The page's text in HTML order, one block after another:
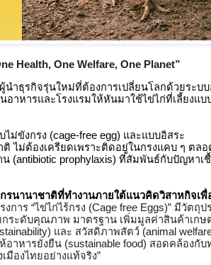
Health, One Welfare, One Planet”
ำธุรกิจรุ่นใหม่ที่ต้องการเปลี่ยนโลกด้วยระบ
าหารและโรงแรมให้หันมาใช้ไข่ไก่ที่เลี้ยงแบ
ม่ขังกรง (cage-free egg) และแบบอิสระ
ไม่ต้องเครียดเพราะติดอยู่ในกรงแคบ ๆ ตล
(antibiotic prophylaxis) ที่สัมพันธ์กับปัญหาเ
นานาชาติที่ทำงานภายใต้แนวคิดวิสาหกิจเพื่
การ “ไข่ไก่ไร้กรง (Cage free Eggs)” มีวัตถุ
กระดับคุณภาพ มาตรฐาน เพิ่มมูลค่าสินค้าเก
และ สวัสดิภาพสัตว์ (animal
าหารยั่งยืน (sustainable food) สอดคล้องกับ
มืองไทยอย่างแท้จริง”